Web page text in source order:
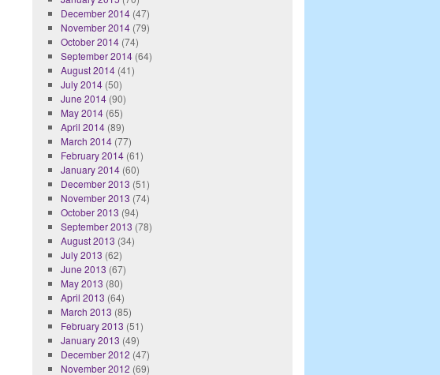
December 2014(47)
November 2014(79)
October 2014(74)
September 2014(64)
August 2014(41)
July 2014(50)
June 2014(90)
May 2014(65)
April 2014(89)
March 2014(77)
February 2014(61)
January 2014(60)
December 2013 (51)
November 2013 (74)
October 2013 (94)
September 2013 (78)
August 2013 (34)
July 2013 (62)
June 2013 (67)
May 2013 (80)
April 2013 (64)
March 2013 (85)
February 2013 (51)
January 2013 (49)
December 2012 (47)
November 2012 (69)